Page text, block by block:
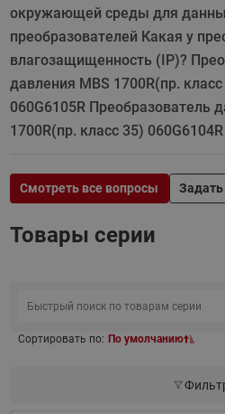
окружающей среды для
преобразователей Какая у
влагозащищенность (IP)?
давления MBS 1700R(пр.
060G6105R Преобразователь
1700R(пр. класс 35) 060G6104R
Смотреть все вопросы Задать
Товары серии
Сортировать по: По умолчанию